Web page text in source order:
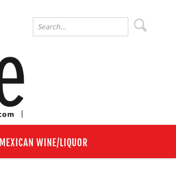
MEXICAN WINE/LIQUOR